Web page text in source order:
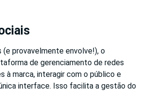
provavelmente envolve!), o
de gerenciamento de redes
à marca, interagir com o público e
interface. Isso facilita a gestão do